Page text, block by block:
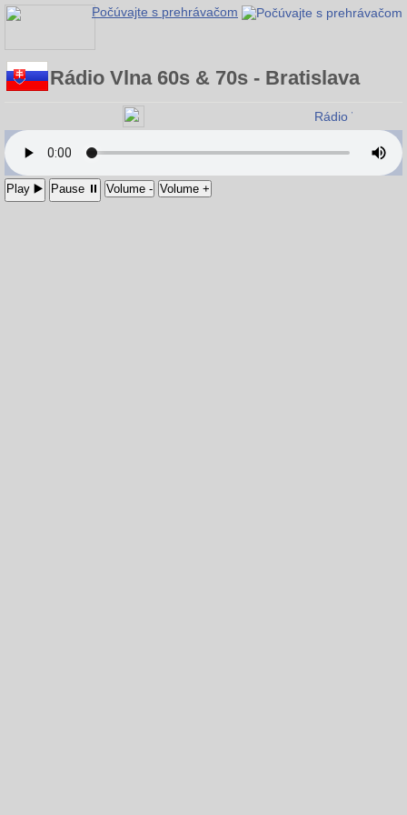
Počúvajte s prehrávačom
Rádio Vlna 60s & 70s - Bratislava
Rádio Vlna 60s
Play ▶️ Pause ⏸ Volume - Volume +